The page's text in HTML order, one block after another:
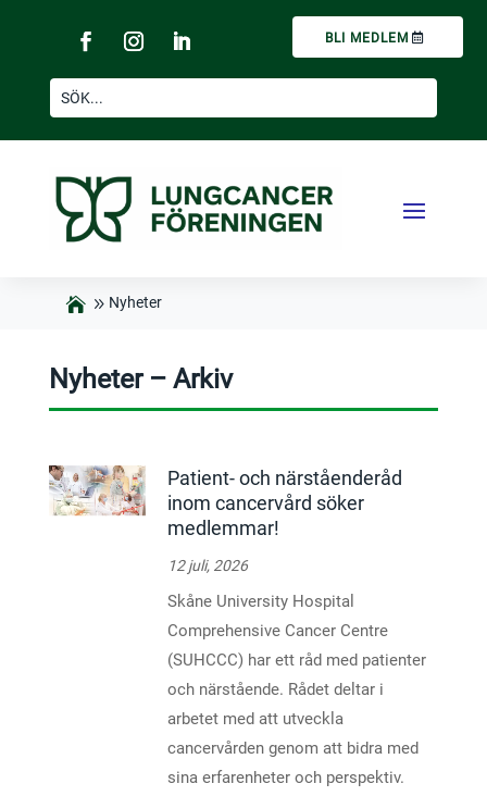
BLI MEDLEM
Nyheter
Nyheter – Arkiv
Patient- och närståenderåd
inom cancervård söker
medlemmar!
12 juli, 2026
Skåne University Hospital
Comprehensive Cancer Centre
(SUHCCC) har ett råd med patienter
och närstående. Rådet deltar i
arbetet med att utveckla
cancervården genom att bidra med
sina erfarenheter och perspektiv.